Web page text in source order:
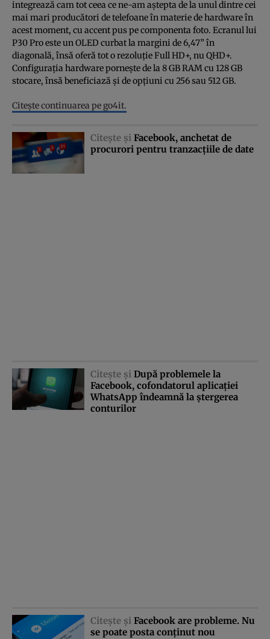
integrează cam tot ceea ce ne-am aştepta de la unul dintre cei
mai mari producători de telefoane în materie de hardware în
acest moment, cu accent pus pe componenta foto. Ecranul lui
P30 Pro este un OLED curbat la margini de 6,47” în
diagonală, însă oferă tot o rezoluţie Full HD+, nu QHD+.
Configuraţia hardware porneşte de la 8 GB RAM cu 128 GB
stocare, însă beneficiază şi de opţiuni cu 256 sau 512 GB.
Citeşte continuarea pe go4it.
Citeşte şi Facebook, anchetat de
procurori pentru tranzacţiile de date
Citeşte şi După problemele la
Facebook, cofondatorul aplicaţiei
WhatsApp îndeamnă la ştergerea
conturilor
Citeşte şi Facebook are probleme. Nu
se poate posta conţinut nou